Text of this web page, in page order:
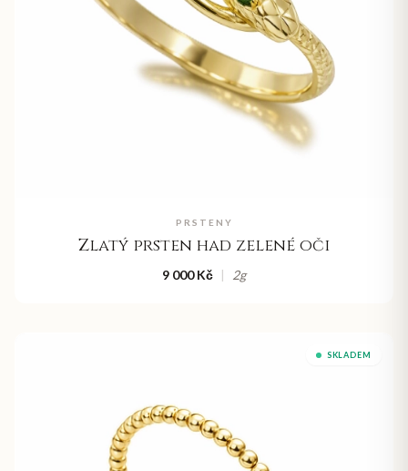
PRSTENY
Zlatý prsten had zelené oči
9 000 Kč | 2g
SKLADEM